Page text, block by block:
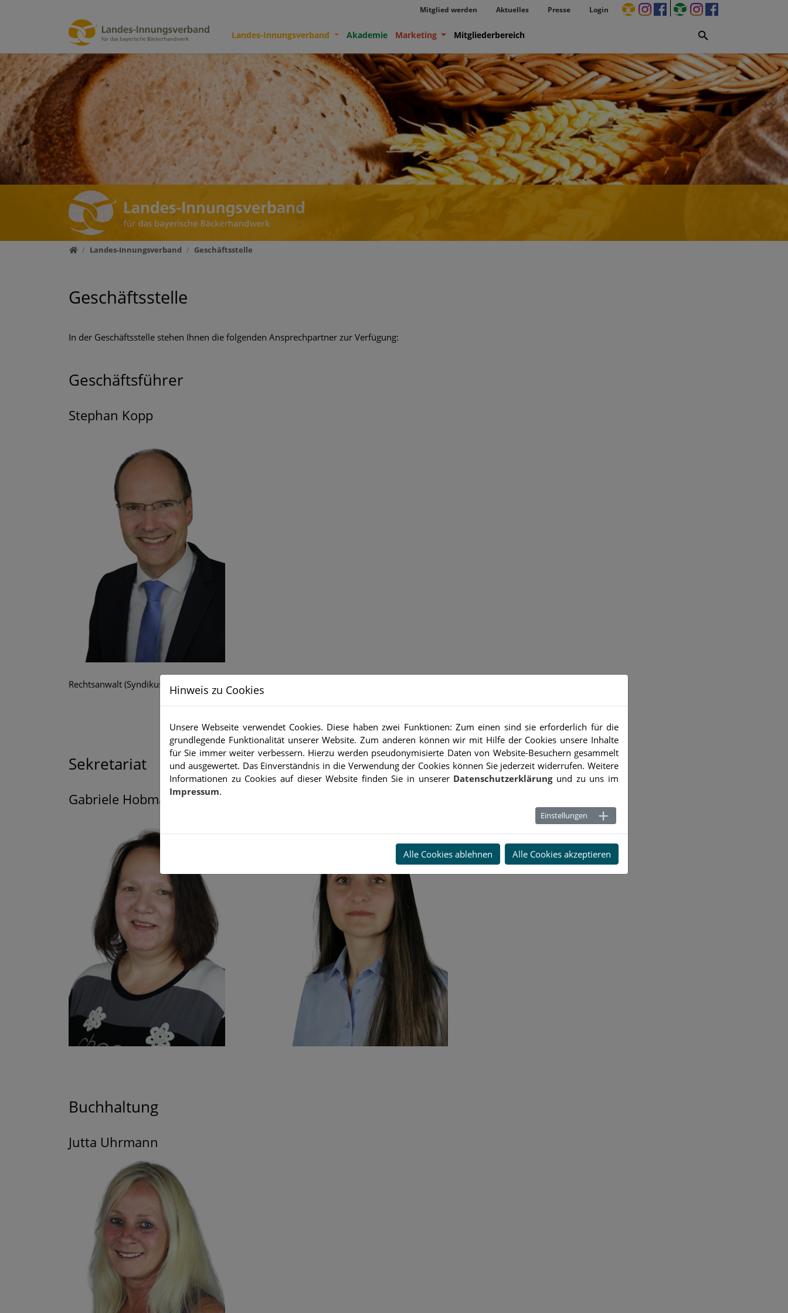
Direkt zur Hauptnavigation springen
Direkt zum Inhalt springen
Mitglied werden Aktuelles Presse Login
Landes-Innungsverband Akademie Marketing Mitgliederbereich
Startseite
Landes-Innungsverband Geschäftsstelle
Geschäftsstelle
In der Geschäftsstelle stehen Ihnen die folgenden Ansprechpartner zur Verfügung:
Geschäftsführer
Stephan Kopp
Rechtsanwalt (Syndikusrechtsanwalt)
Sekretariat
Gabriele Hobmaier
Buchhaltung
Jutta Uhrmann
Hinweis zu Cookies
Unsere Webseite verwendet Cookies. Diese haben zwei Funktionen: Zum einen sind sie erforderlich für die
grundlegende Funktionalität unserer Website. Zum anderen können wir mit Hilfe der Cookies unsere Inhalte
für Sie immer weiter verbessern. Hierzu werden pseudonymisierte Daten von Website-Besuchern gesammelt
und ausgewertet. Das Einverständnis in die Verwendung der Cookies können Sie jederzeit widerrufen. Weitere
Informationen zu Cookies auf dieser Website finden Sie in unserer Datenschutzerklärungund zu uns im
Impressum.
Einstellungen
Alle Cookies ablehnen Alle Cookies akzeptieren